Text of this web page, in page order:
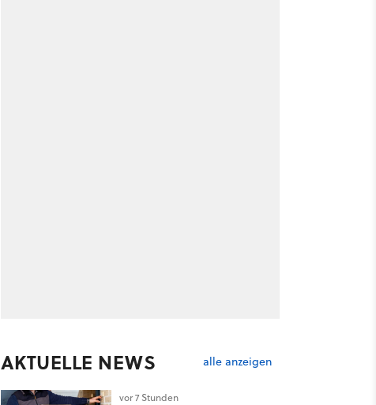
AKTUELLE NEWS alle anzeigen
vor 7 Stunden